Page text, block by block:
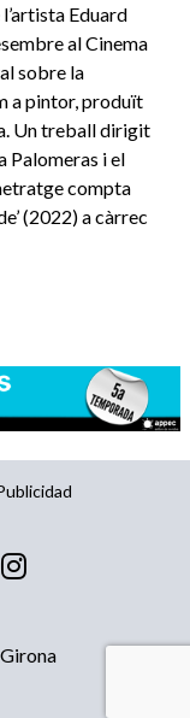
Eduard
al Cinema
sobre la
a pintor, produït
Un treball dirigit
Palomeras i el
compta
(2022) a càrrec